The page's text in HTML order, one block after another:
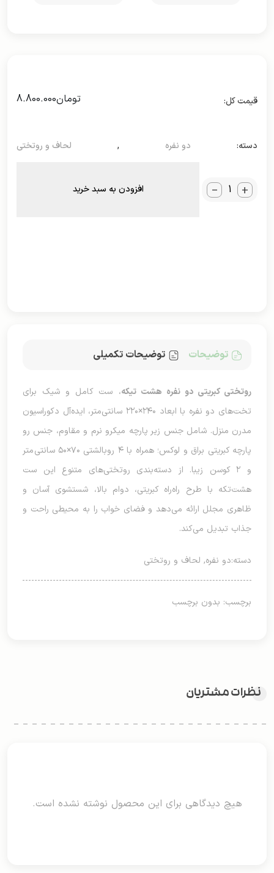
تومان8.800.000
دسته: دو نفره , لحاف و روتختی
_ + افزودن به سبد خرید
توضیحات توضیحات تکمیلی
روتختی کبریتی دو نفره هشت تیکه، ست کامل و شیک برای
تخت‌های دو نفره با ابعاد ۲۴۰×۲۲۰ سانتی‌متر، ایده‌آل دکوراسیون
مدرن منزل. شامل جنس زیر پارچه میکرو نرم و مقاوم، جنس رو
پارچه کبریتی براق و لوکس؛ همراه با ۴ روبالشتی ۷۰×۵۰ سانتی‌متر
و ۲ کوسن زیبا. از دسته‌بندی روتختی‌های متنوع این ست
هشت‌تکه با طرح راه‌راه کبریتی، دوام بالا، شستشوی آسان و
ظاهری مجلل ارائه می‌دهد و فضای خواب را به محیطی راحت و
جذاب تبدیل می‌کند.
دسته:دو نفره, لحاف و روتختی
برچسب: بدون برچسب
نظرات مشتریان
هیچ دیدگاهی برای این محصول نوشته نشده است.